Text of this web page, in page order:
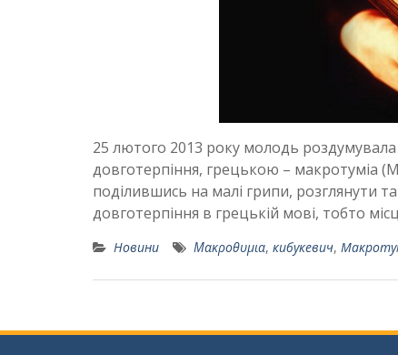
25 лютого 2013 року молодь
довготерпіння, грецькою – макротуміа
поділившись на малі грипи, розглянути
довготерпіння в грецькій мові, тобто
Новини Μακροθυμια, кибукевич,